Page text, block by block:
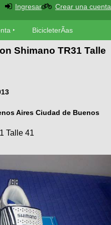
Ingresar Crear una cuenta
BicicleterÃ­as
Shimano TR31 Talle
Aires Ciudad de Buenos
Talle 41